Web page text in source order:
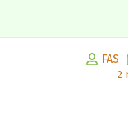
FAS
2